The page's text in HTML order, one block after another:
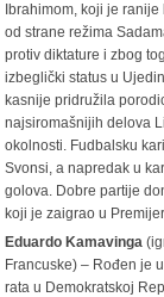
Ibrahimom, koji je
od strane režima
protiv diktature i zbog
izbeglički status u
kasnije pridružila
najsiromašnijih delova
okolnosti. Fudbalsku
Svonsi, a napredak u
golova. Dobre partije
koji je zaigrao u
Eduardo Kamavinga
Francuske) – Rođen je
rata u Demokratskoj